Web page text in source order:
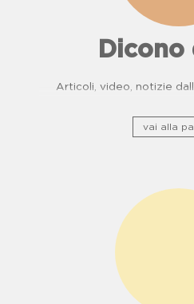
Dicono
Articoli, video, notizie
vai alla